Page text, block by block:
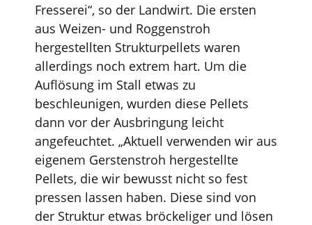
Fresserei“, so der Landwirt. Die ersten
aus Weizen- und Roggenstroh
hergestellten Strukturpellets waren
allerdings noch extrem hart. Um die
Auflösung im Stall etwas zu
beschleunigen, wurden diese Pellets
dann vor der Ausbringung leicht
angefeuchtet. „Aktuell verwenden wir aus
eigenem Gerstenstroh hergestellte
Pellets, die wir bewusst nicht so fest
pressen lassen haben. Diese sind von
der Struktur etwas bröckeliger und lösen